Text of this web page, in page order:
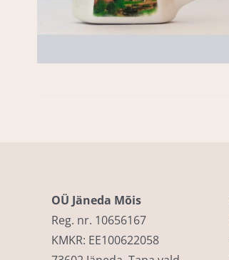
OÜ Jäneda Mõis
Reg. nr. 10656167
KMKR: EE100622058